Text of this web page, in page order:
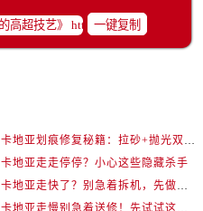
一键复制
卡地亚划痕修复秘籍：拉砂+抛光双工艺还原如新
卡地亚走走停停？小心这些隐藏杀手
卡地亚走快了？别急着拆机，先做这一步
卡地亚走慢别急着送修！先试试这些方法